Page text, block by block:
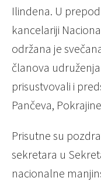
Ilindena. U
kancelariji
održana je
članova
prisustvovali i
Pančeva,
Prisutne su
sekretara u
nacionalne